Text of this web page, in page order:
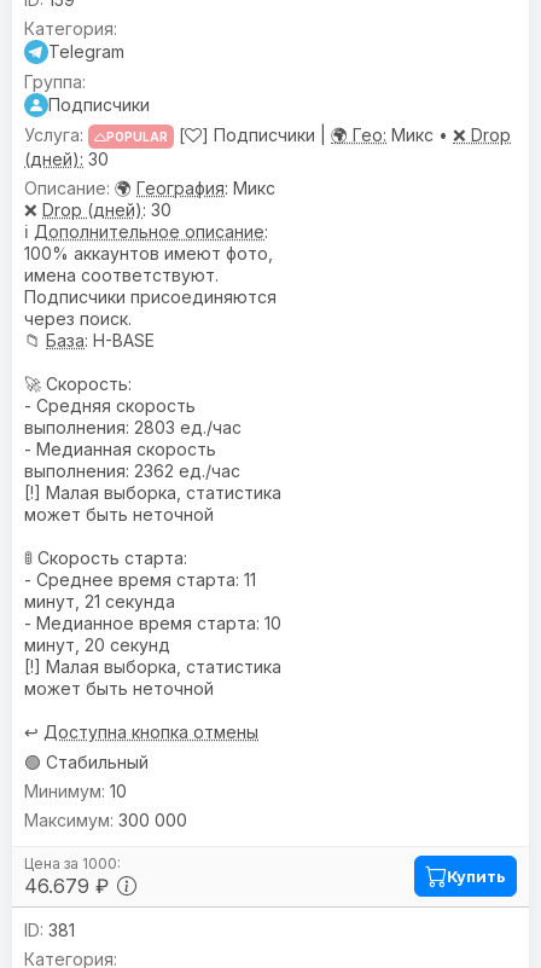
Telegram
Подписчики
POPULAR [ ] Подписчики | 🌍 Гео: Микс • ❌ Drop
(дней): 30
🌍 География: Микс
❌ Drop (дней): 30
ℹ️ Дополнительное описание:
100% аккаунтов имеют фото,
имена соответствуют.
Подписчики присоединяются
через поиск.
📁 База: H-BASE
🚀 Скорость:
- Средняя скорость
выполнения: 2803 ед./час
- Медианная скорость
выполнения: 2362 ед./час
[!] Малая выборка, статистика
может быть неточной
🚦 Скорость старта:
- Среднее время старта: 11
минут, 21 секунда
- Медианное время старта: 10
минут, 20 секунд
[!] Малая выборка, статистика
может быть неточной
↩️ Доступна кнопка отмены
🟢 Стабильный
46.679 ₽
10
300 000
Купить
381